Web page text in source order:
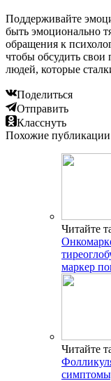
Поддерживайте
быть эмоционально
обращения к
чтобы обсудить
людей, которые
Поделиться
Отправить
Класснуть
Похожие публикации
Читайте
маркер
Читайте